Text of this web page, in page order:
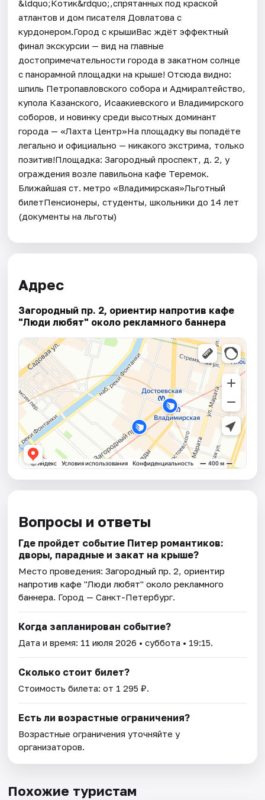
&ldquo;Котик&rdquo;,спрятанных под краской
атлантов и дом писателя Довлатова с
курдонером.Город с крышиВас ждёт эффектный
финал экскурсии — вид на главные
достопримечательности города в закатном солнце
с панорамной площадки на крыше! Отсюда видно:
шпиль Петропавловского собора и Адмиралтейство,
купола Казанского, Исаакиевского и Владимирского
соборов, и новинку среди высотных доминант
города — «Лахта Центр»На площадку вы попадёте
легально и официально — никакого экстрима, только
позитив!Площадка: Загородный проспект, д. 2, у
ограждения возле павильона кафе Теремок.
Ближайшая ст. метро «Владимирская»Льготный
билетПенсионеры, студенты, школьники до 14 лет
(документы на льготы)
Адрес
Загородный пр. 2, ориентир напротив кафе
"Люди любят" около рекламного баннера
Вопросы и ответы
Где пройдет событие Питер романтиков:
дворы, парадные и закат на крыше?
Место проведения:Загородный пр. 2, ориентир
напротив кафе "Люди любят" около рекламного
баннера. Город — Санкт-Петербург.
Когда запланирован событие?
Дата и время: 11 июля 2026 • суббота • 19:15.
Сколько стоит билет?
Стоимость билета: от 1 295 ₽.
Есть ли возрастные ограничения?
Возрастные ограничения уточняйте у
организаторов.
Похожие туристам